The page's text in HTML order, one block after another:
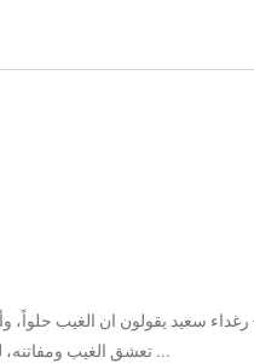
رغداء سعيد يقولون ان الغيب حلواً،
تعشق الغيب ومفاتنه، لكن الغيب تكشف لي اليوم في هيئة حل ...